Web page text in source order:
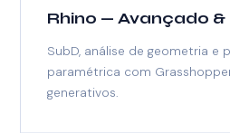
Rhino — Avançado
SubD, análise de geometria e
paramétrica com
generativos.